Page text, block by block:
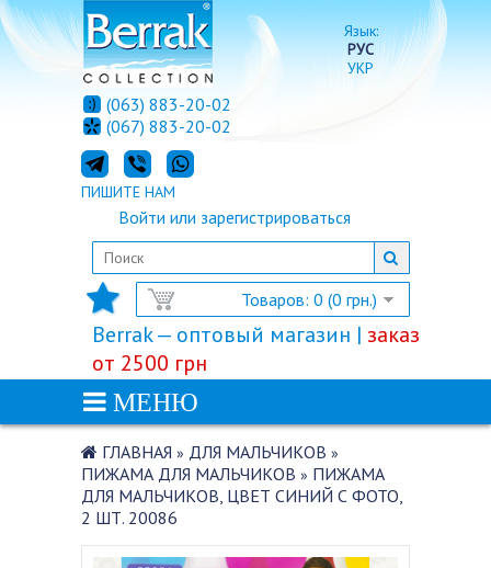
Язык:
РУС
УКР
Товаров: 0 (0 грн.)
Войти или зарегистрироваться
(063) 883-20-02
(067) 883-20-02
ПИШИТЕ НАМ
Berrak — оптовый магазин | заказ
от 2500 грн
МЕНЮ
ГЛАВНАЯ » ДЛЯ МАЛЬЧИКОВ »
ПИЖАМА ДЛЯ МАЛЬЧИКОВ » ПИЖАМА
ДЛЯ МАЛЬЧИКОВ, ЦВЕТ СИНИЙ С ФОТО,
2 ШТ. 20086